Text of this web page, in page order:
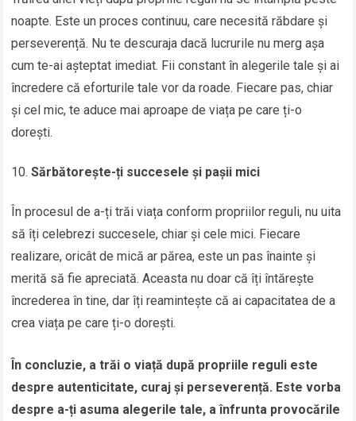
noapte. Este un proces continuu, care necesită răbdare și
perseverență. Nu te descuraja dacă lucrurile nu merg așa
cum te-ai așteptat imediat. Fii constant în alegerile tale și ai
încredere că eforturile tale vor da roade. Fiecare pas, chiar
și cel mic, te aduce mai aproape de viața pe care ți-o
dorești.
Sărbătorește-ți succesele și pașii mici
În procesul de a-ți trăi viața conform propriilor reguli, nu uita
să îți celebrezi succesele, chiar și cele mici. Fiecare
realizare, oricât de mică ar părea, este un pas înainte și
merită să fie apreciată. Aceasta nu doar că îți întărește
încrederea în tine, dar îți reamintește că ai capacitatea de a
crea viața pe care ți-o dorești.
În concluzie, a trăi o viață după propriile reguli este
despre autenticitate, curaj și perseverență. Este vorba
despre a-ți asuma alegerile tale, a înfrunta provocările